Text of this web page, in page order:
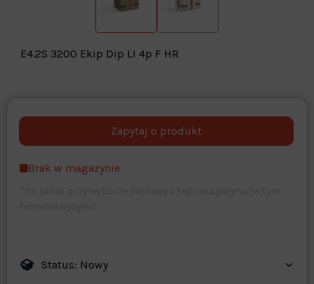
E4.2S 3200 Ekip Dip LI 4p F HR
opcjonalne Maks. 250 znaków
Brak w magazynie
Status: Nowy